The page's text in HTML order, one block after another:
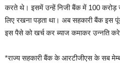
करते थे। इसमें उन्हें निजी बैंक में 100
लिए रखना पड़ता था। अब सहकारी बैंक इस
इस पैसे को खर्च कर ब्याज कमाकर उन्नति
*राज्य सहकारी बैंक के आरटीजीएस के सब